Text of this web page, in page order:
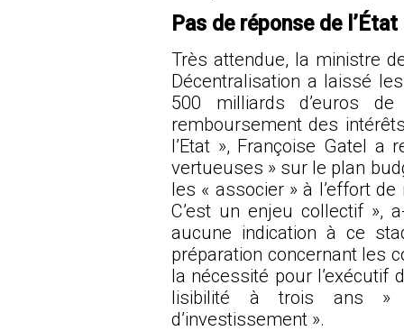
Pas de réponse de l’État
Très attendue, la ministre
Décentralisation a laissé
500 milliards d’euros
remboursement des
l’Etat », Françoise Gatel a
vertueuses » sur le plan
les « associer » à l’effort
C’est un enjeu collectif »,
aucune indication à ce
préparation concernant les
la nécessité pour l’exécutif
lisibilité à trois ans »
d’investissement ».